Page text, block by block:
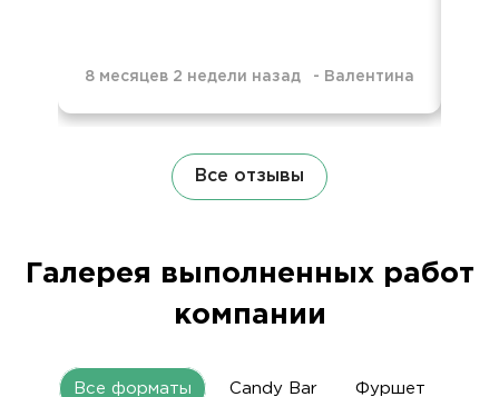
8 месяцев 2 недели назад - Валентина
Все отзывы
Галерея выполненных работ
компании
Все форматы Candy Bar Фуршет